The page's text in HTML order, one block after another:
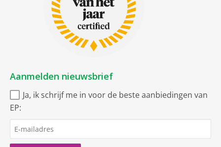
Aanmelden nieuwsbrief
Ja, ik schrijf me in voor de beste aanbiedingen van
EP: